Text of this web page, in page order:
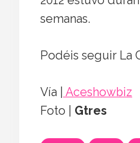
semanas.
Podéis seguir La
Vía |
Aceshowbiz
Foto | Gtres